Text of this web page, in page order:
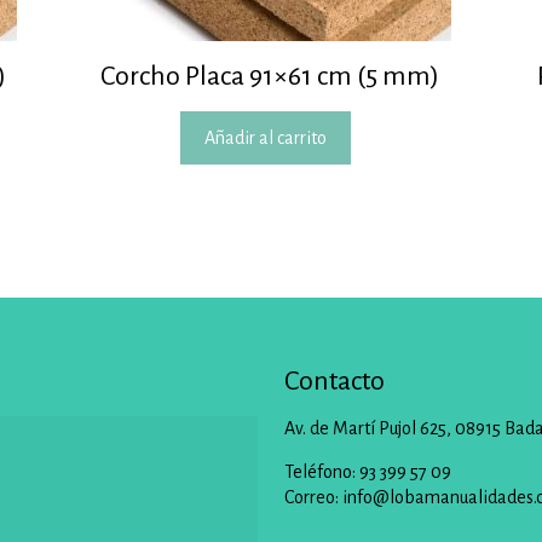
Corcho Placa 91×61 cm (5 mm)
Añadir al carrito
Contacto
Av. de Martí Pujol 625, 08915
Teléfono: 93 399 57 09
Correo: